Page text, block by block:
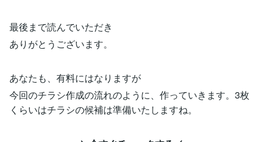
最後まで読んでいただき
ありがとうございます。
あなたも、有料にはなりますが
今回のチラシ作成の流れのように、作っていきます。3枚
くらいはチラシの候補は準備いたしますね。